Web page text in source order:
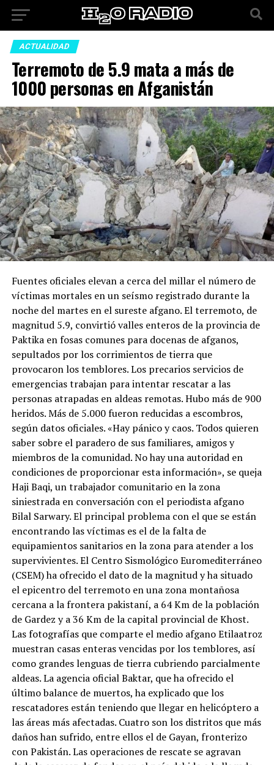
ACTUALIDAD
Terremoto de 5.9 mata a más de
1000 personas en Afganistán
Fuentes oficiales elevan a cerca del millar el número de
víctimas mortales en un seísmo registrado durante la
noche del martes en el sureste afgano. El terremoto, de
magnitud 5.9, convirtió valles enteros de la provincia de
Paktika en fosas comunes para docenas de afganos,
sepultados por los corrimientos de tierra que
provocaron los temblores. Los precarios servicios de
emergencias trabajan para intentar rescatar a las
personas atrapadas en aldeas remotas. Hubo más de 900
heridos. Más de 5.000 fueron reducidas a escombros,
según datos oficiales. «Hay pánico y caos. Todos quieren
saber sobre el paradero de sus familiares, amigos y
miembros de la comunidad. No hay una autoridad en
condiciones de proporcionar esta información», se queja
Haji Baqi, un trabajador comunitario en la zona
siniestrada en conversación con el periodista afgano
Bilal Sarwary. El principal problema con el que se están
encontrando las víctimas es el de la falta de
equipamientos sanitarios en la zona para atender a los
supervivientes. El Centro Sismológico Euromediterráneo
(CSEM) ha ofrecido el dato de la magnitud y ha situado
el epicentro del terremoto en una zona montañosa
cercana a la frontera pakistaní, a 64 Km de la población
de Gardez y a 36 Km de la capital provincial de Khost.
Las fotografías que comparte el medio afgano Etilaatroz
muestran casas enteras vencidas por los temblores, así
como grandes lenguas de tierra cubriendo parcialmente
aldeas. La agencia oficial Baktar, que ha ofrecido el
último balance de muertos, ha explicado que los
rescatadores están teniendo que llegar en helicóptero a
las áreas más afectadas. Cuatro son los distritos que más
daños han sufrido, entre ellos el de Gayan, fronterizo
con Pakistán. Las operaciones de rescate se agravan